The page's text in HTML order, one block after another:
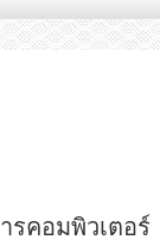
รคอมพิวเตอร์